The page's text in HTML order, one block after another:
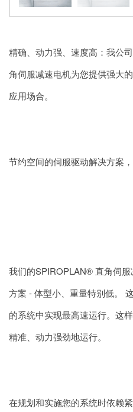
精确、动力强、速度高：我公
角伺服减速电机为您提供强大
应用场合。
节约空间的伺服驱动解决方案
我们的SPIROPLAN® 直角伺
方案 - 体型小、重量特别低。
的系统中实现最高速运行。这
精准、动力强劲地运行。
在规划和实施您的系统时依赖